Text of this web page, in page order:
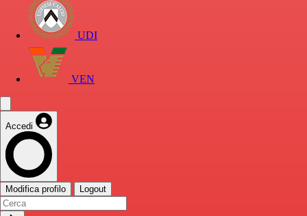
UDI
VEN
Accedi
Modifica profilo Logout